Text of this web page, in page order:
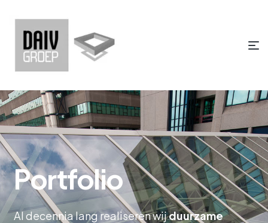
Portfolio
Al decennia lang realiseren wijduurzame